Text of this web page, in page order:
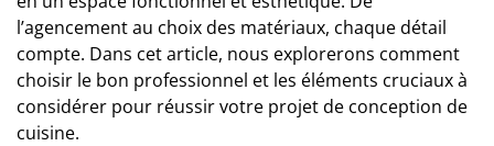
l’agencement au choix des matériaux, chaque détail
compte. Dans cet article, nous explorerons comment
choisir le bon professionnel et les éléments cruciaux à
considérer pour réussir votre projet de conception de
cuisine.